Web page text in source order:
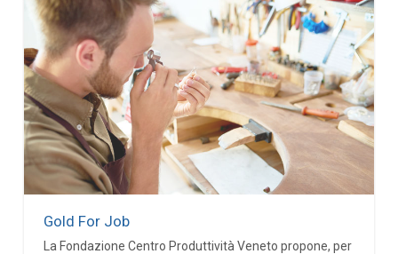
Gold For Job
La Fondazione Centro Produttività Veneto propone, per